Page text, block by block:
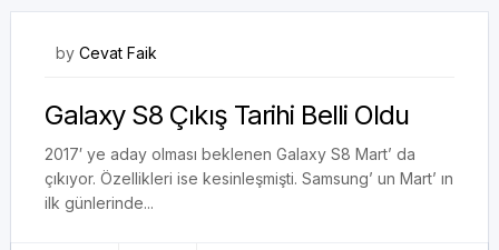
by Cevat Faik
Galaxy S8 Çıkış Tarihi Belli Oldu
2017′ ye aday olması beklenen Galaxy S8 Mart’ da
çıkıyor. Özellikleri ise kesinleşmişti. Samsung’ un Mart’ ın
ilk günlerinde...